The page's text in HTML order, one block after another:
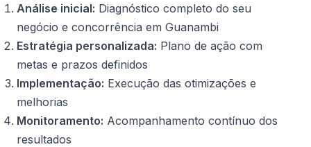
Análise inicial: Diagnóstico completo do seu
negócio e concorrência em Guanambi
Estratégia personalizada: Plano de ação com
metas e prazos definidos
Implementação: Execução das otimizações e
melhorias
Monitoramento: Acompanhamento contínuo dos
resultados